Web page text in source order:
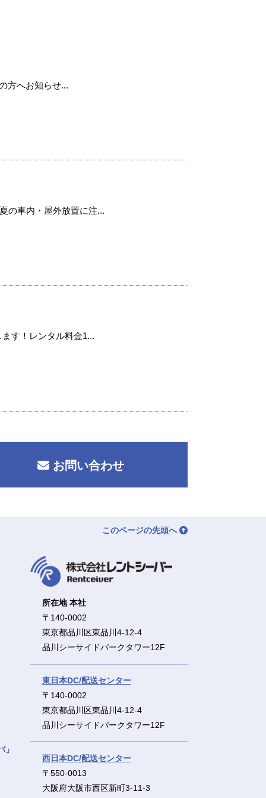
方へお知らせ...
の車内・屋外放置に注...
す！レンタル料金1...
お問い合わせ
このページの先頭へ
所在地 本社
〒140-0002
東京都品川区東品川4-12-4
品川シーサイドパークタワー12F
東日本DC/配送センター
〒140-0002
東京都品川区東品川4-12-4
品川シーサイドパークタワー12F
西日本DC/配送センター
〒550-0013
大阪府大阪市西区新町3-11-3